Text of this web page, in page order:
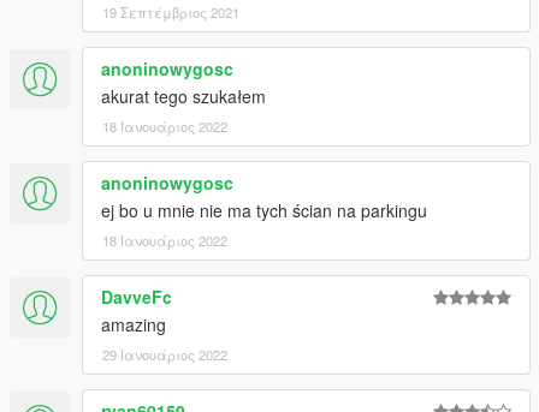
19 Σεπτέμβριος 2021
anoninowygosc
akurat tego szukałem
18 Ιανουάριος 2022
anoninowygosc
ej bo u mnie nie ma tych ścian na parkingu
18 Ιανουάριος 2022
DavveFc
amazing
29 Ιανουάριος 2022